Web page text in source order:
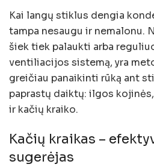
Kai langų stiklus dengia
tampa nesaugu ir nemalonu.
šiek tiek palaukti arba
ventiliacijos sistemą, yra
greičiau panaikinti rūką ant
paprastų daiktų: ilgos
ir kačių kraiko.
Kačių kraikas –
sugerėjas